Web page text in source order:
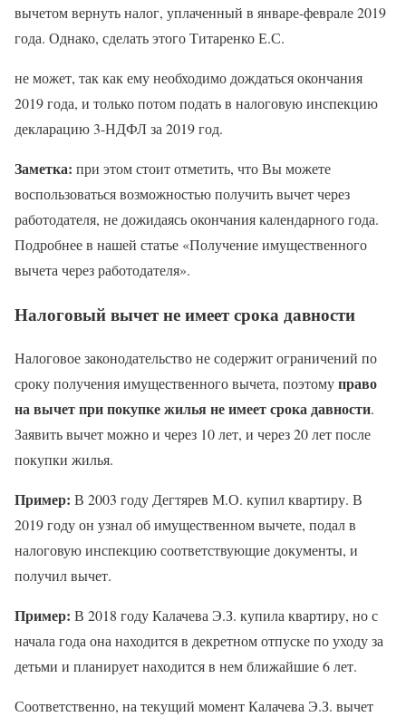
вычетом вернуть налог, уплаченный в январе-феврале 2019
года. Однако, сделать этого Титаренко Е.С.
не может, так как ему необходимо дождаться окончания
2019 года, и только потом подать в налоговую инспекцию
декларацию 3-НДФЛ за 2019 год.
Заметка: при этом стоит отметить, что Вы можете
воспользоваться возможностью получить вычет через
работодателя, не дожидаясь окончания календарного года.
Подробнее в нашей статье «Получение имущественного
вычета через работодателя».
Налоговый вычет не имеет срока давности
Налоговое законодательство не содержит ограничений по
сроку получения имущественного вычета, поэтомуправо
на вычет при покупке жилья не имеет срока давности.
Заявить вычет можно и через 10 лет, и через 20 лет после
покупки жилья.
Пример: В 2003 году Дегтярев М.О. купил квартиру. В
2019 году он узнал об имущественном вычете, подал в
налоговую инспекцию соответствующие документы, и
получил вычет.
Пример: В 2018 году Калачева Э.З. купила квартиру, но с
начала года она находится в декретном отпуске по уходу за
детьми и планирует находится в нем ближайшие 6 лет.
Соответственно, на текущий момент Калачева Э.З. вычет